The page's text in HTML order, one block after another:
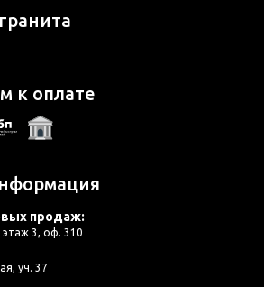
к оплате
продаж:
этаж 3, оф. 310
уч. 37